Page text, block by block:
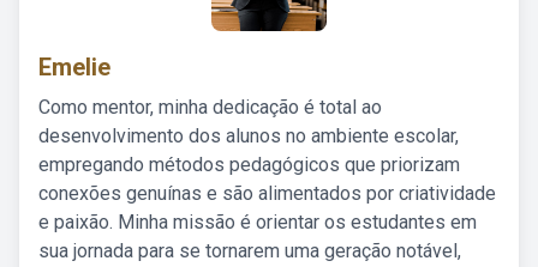
Emelie
Como mentor, minha dedicação é total ao
desenvolvimento dos alunos no ambiente escolar,
empregando métodos pedagógicos que priorizam
conexões genuínas e são alimentados por criatividade
e paixão. Minha missão é orientar os estudantes em
sua jornada para se tornarem uma geração notável,